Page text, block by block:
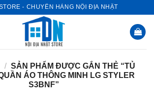
- CHUYÊN HÀNG NỘI ĐỊA NHẬT
/ SẢN PHẨM ĐƯỢC GẮN THẺ “TỦ
ÁO THÔNG MINH LG STYLER
S3BNF”